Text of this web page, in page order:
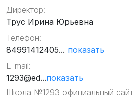
Директор:
Трус Ирина Юрьевна
Телефон:
84991412405... показать
E-mail:
1293@ed...показать
Школа №1293 официальный